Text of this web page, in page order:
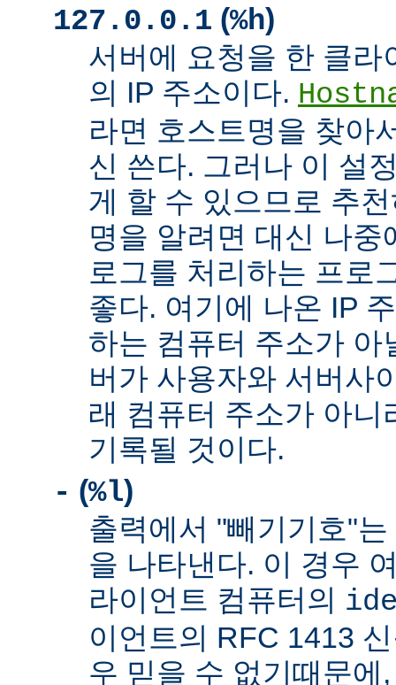
127.0.0.1 (%h)
서버에 요청을 한 클라
의 IP 주소이다.
라면 호스트명을 찾아
신 쓴다. 그러나 이 설
게 할 수 있으므로 추
명을 알려면 대신 나
로그를 처리하는 프로
좋다. 여기에 나온 IP
하는 컴퓨터 주소가 아
버가 사용자와 서버사
래 컴퓨터 주소가 아니
기록될 것이다.
- (%l)
출력에서 "빼기기호"
을 나타낸다. 이 경우
라이언트 컴퓨터의
이언트의 RFC 1413
우 믿을 수 없기때문에